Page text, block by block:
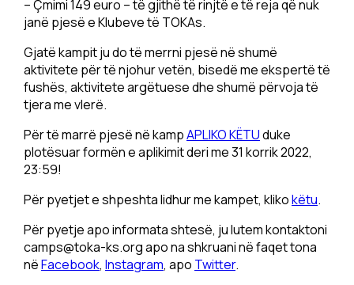
– Çmimi 149 euro – të gjithë të rinjtë e të reja që nuk
janë pjesë e Klubeve të TOKAs.
Gjatë kampit ju do të merrni pjesë në shumë
aktivitete për të njohur vetën, bisedë me ekspertë të
fushës, aktivitete argëtuese dhe shumë përvoja të
tjera me vlerë.
Për të marrë pjesë në kampAPLIKO KËTUduke
plotësuar formën e aplikimit deri me 31 korrik 2022,
23:59!
Për pyetjet e shpeshta lidhur me kampet, klikokëtu.
Për pyetje apo informata shtesë, ju lutem kontaktoni
camps@toka-ks.orgapo na shkruani në faqet tona
nëFacebook, Instagram, apo Twitter.